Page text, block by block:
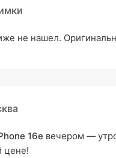
не нашел.
16e вечером —
цене!